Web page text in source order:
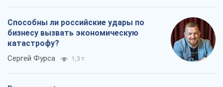
Способны ли российские удары по
бизнесу вызвать экономическую
катастрофу?
Сергей Фурса 1,3 т.